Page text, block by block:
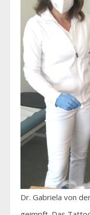
Dr. Gabriela von